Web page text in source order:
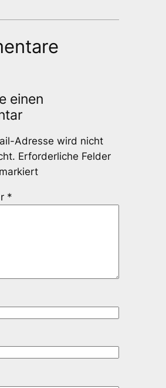
einen
Adresse wird nicht
Erforderliche Felder
markiert
*